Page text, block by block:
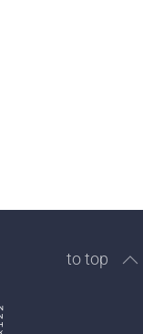
to top